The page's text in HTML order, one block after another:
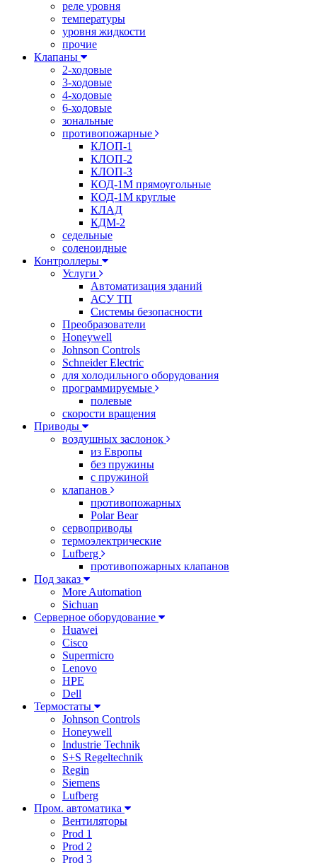
реле уровня
температуры
уровня жидкости
прочие
Клапаны
2-ходовые
3-ходовые
4-ходовые
6-ходовые
зональные
противопожарные
КЛОП-1
КЛОП-2
КЛОП-3
КОД-1М прямоугольные
КОД-1М круглые
КЛАД
КДМ-2
седельные
соленоидные
Контроллеры
Услуги
Автоматизация зданий
АСУ ТП
Системы безопасности
Преобразователи
Honeywell
Johnson Controls
Schneider Electric
для холодильного оборудования
программируемые
полевые
скорости вращения
Приводы
воздушных заслонок
из Европы
без пружины
с пружиной
клапанов
противопожарных
Polar Bear
сервоприводы
термоэлектрические
Lufberg
противопожарных клапанов
Под заказ
More Automation
Sichuan
Серверное оборудование
Huawei
Cisco
Supermicro
Lenovo
HPE
Dell
Термостаты
Johnson Controls
Honeywell
Industrie Technik
S+S Regeltechnik
Regin
Siemens
Lufberg
Пром. автоматика
Вентиляторы
Prod 1
Prod 2
Prod 3